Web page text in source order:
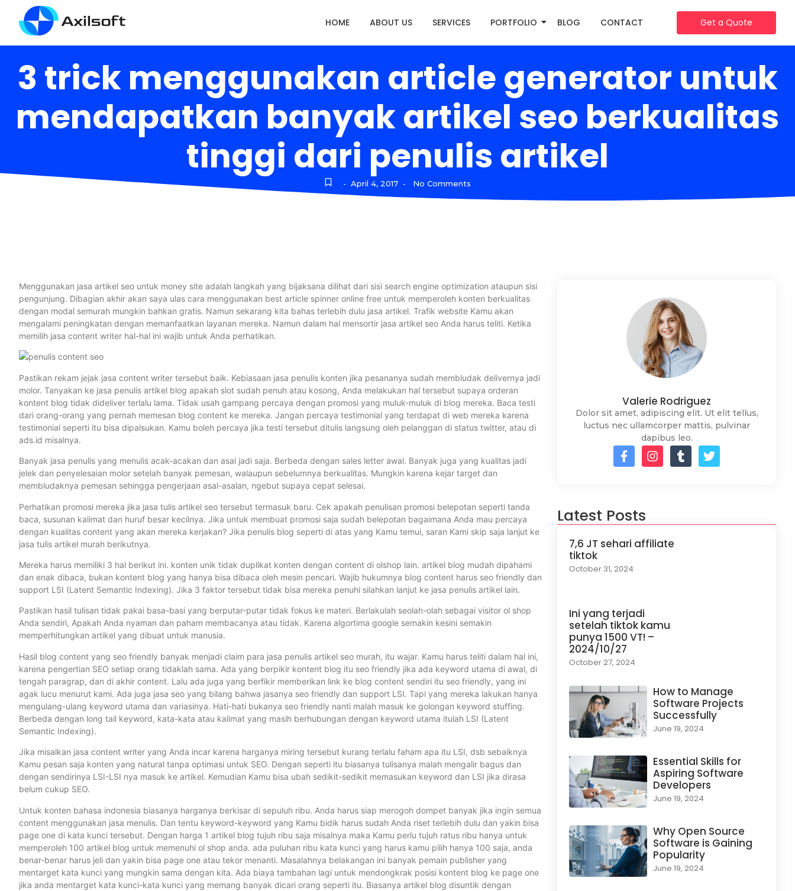
HOME ABOUT US SERVICES PORTFOLIO BLOG CONTACT Get a Quote
3 trick menggunakan article generator untuk
mendapatkan banyak artikel seo berkualitas
tinggi dari penulis artikel
- April 4, 2017 - No Comments
Menggunakan jasa artikel seo untuk money site adalah langkah yang bijaksana dilihat dari sisi search engine optimization ataupun sisi
pengunjung. Dibagian akhir akan saya ulas cara menggunakan best article spinner online free untuk memperoleh konten berkualitas
dengan modal semurah mungkin bahkan gratis. Namun sekarang kita bahas terlebih dulu jasa artikel. Trafik website Kamu akan
mengalami peningkatan dengan memanfaatkan layanan mereka. Namun dalam hal mensortir jasa artikel seo Anda harus teliti. Ketika
memilih jasa content writer hal-hal ini wajib untuk Anda perhatikan.
Pastikan rekam jejak jasa content writer tersebut baik. Kebiasaan jasa penulis konten jika pesananya sudah membludak delivernya jadi
molor. Tanyakan ke jasa penulis artikel blog apakah slot sudah penuh atau kosong, Anda melakukan hal tersebut supaya orderan
kontent blog tidak dideliver terlalu lama. Tidak usah gampang percaya dengan promosi yang muluk-muluk di blog mereka. Baca testi
dari orang-orang yang pernah memesan blog content ke mereka. Jangan percaya testimonial yang terdapat di web mereka karena
testimonial seperti itu bisa dipalsukan. Kamu boleh percaya jika testi tersebut ditulis langsung oleh pelanggan di status twitter, atau di
ads.id misalnya.
Banyak jasa penulis yang menulis acak-acakan dan asal jadi saja. Berbeda dengan sales letter awal. Banyak juga yang kualitas jadi
jelek dan penyelesaian molor setelah banyak pemesan, walaupun sebelumnya berkualitas. Mungkin karena kejar target dan
membludaknya pemesan sehingga pengerjaan asal-asalan, ngebut supaya cepat selesai.
Perhatikan promosi mereka jika jasa tulis artikel seo tersebut termasuk baru. Cek apakah penulisan promosi belepotan seperti tanda
baca, susunan kalimat dan huruf besar kecilnya. Jika untuk membuat promosi saja sudah belepotan bagaimana Anda mau percaya
dengan kualitas content yang akan mereka kerjakan? Jika penulis blog seperti di atas yang Kamu temui, saran Kami skip saja lanjut ke
jasa tulis artikel murah berikutnya.
Mereka harus memiliki 3 hal berikut ini. konten unik tidak duplikat konten dengan content di olshop lain. artikel blog mudah dipahami
dan enak dibaca, bukan kontent blog yang hanya bisa dibaca oleh mesin pencari. Wajib hukumnya blog content harus seo friendly dan
support LSI (Latent Semantic Indexing). Jika 3 faktor tersebut tidak bisa mereka penuhi silahkan lanjut ke jasa penulis artikel lain.
Pastikan hasil tulisan tidak pakai basa-basi yang berputar-putar tidak fokus ke materi. Berlakulah seolah-olah sebagai visitor ol shop
Anda sendiri, Apakah Anda nyaman dan paham membacanya atau tidak. Karena algortima google semakin kesini semakin
memperhitungkan artikel yang dibuat untuk manusia.
Hasil blog content yang seo friendly banyak menjadi claim para jasa penulis artikel seo murah, itu wajar. Kamu harus teliti dalam hal ini,
karena pengertian SEO setiap orang tidaklah sama. Ada yang berpikir kontent blog itu seo friendly jika ada keyword utama di awal, di
tengah paragrap, dan di akhir content. Lalu ada juga yang berfikir memberikan link ke blog content sendiri itu seo friendly, yang ini
agak lucu menurut kami. Ada juga jasa seo yang bilang bahwa jasanya seo friendly dan support LSI. Tapi yang mereka lakukan hanya
mengulang-ulang keyword utama dan variasinya. Hati-hati bukanya seo friendly nanti malah masuk ke golongan keyword stuffing.
Berbeda dengan long tail keyword, kata-kata atau kalimat yang masih berhubungan dengan keyword utama itulah LSI (Latent
Semantic Indexing).
Jika misalkan jasa content writer yang Anda incar karena harganya miring tersebut kurang terlalu faham apa itu LSI, dsb sebaiknya
Kamu pesan saja konten yang natural tanpa optimasi untuk SEO. Dengan seperti itu biasanya tulisanya malah mengalir bagus dan
dengan sendirinya LSI-LSI nya masuk ke artikel. Kemudian Kamu bisa ubah sedikit-sedikit memasukan keyword dan LSI jika dirasa
belum cukup SEO.
Untuk konten bahasa indonesia biasanya harganya berkisar di sepuluh ribu. Anda harus siap merogoh dompet banyak jika ingin semua
content menggunakan jasa menulis. Dan tentu keyword-keyword yang Kamu bidik harus sudah Anda riset terlebih dulu dan yakin bisa
page one di kata kunci tersebut. Dengan harga 1 artikel blog tujuh ribu saja misalnya maka Kamu perlu tujuh ratus ribu hanya untuk
memperoleh 100 artikel blog untuk memenuhi ol shop anda. ada puluhan ribu kata kunci yang harus kamu pilih hanya 100 saja, anda
benar-benar harus jeli dan yakin bisa page one atau tekor menanti. Masalahnya belakangan ini banyak pemain publisher yang
mentarget kata kunci yang mungkin sama dengan kita. Ada biaya tambahan lagi untuk mendongkrak posisi kontent blog ke page one
jika anda mentarget kata kunci-kata kunci yang memang banyak dicari orang seperti itu. Biasanya artikel blog disuntik dengan
Valerie Rodriguez
Dolor sit amet, adipiscing elit. Ut elit tellus,
luctus nec ullamcorper mattis, pulvinar
dapibus leo.
Latest Posts
7,6 JT sehari affiliate
tiktok
October 31, 2024
Ini yang terjadi
setelah tiktok kamu
punya 1500 VT! –
2024/10/27
October 27, 2024
How to Manage
Software Projects
Successfully
June 19, 2024
Essential Skills for
Aspiring Software
Developers
June 19, 2024
Why Open Source
Software is Gaining
Popularity
June 19, 2024